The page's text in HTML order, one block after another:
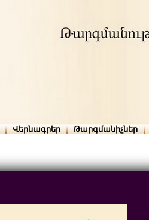
Վերնագրեր Թարգմանիչներ